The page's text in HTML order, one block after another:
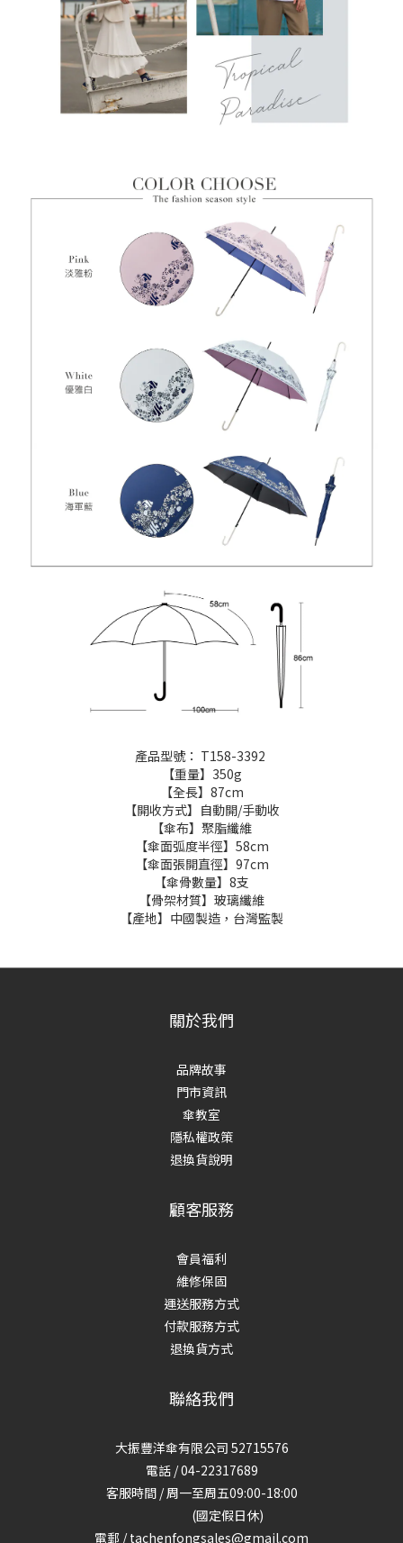
產品型號： T158-3392
【重量】350g
【全長】87cm
【開收方式】自動開/手動收
【傘布】聚脂纖維
【傘面弧度半徑】58cm
【傘面張開直徑】97cm
【傘骨數量】8支
【骨架材質】玻璃纖維
【產地】中國製造，台灣監製
關於我們
品牌故事
門市資訊
傘教室
隱私權政策
退換貨說明
顧客服務
會員福利
維修保固
運送服務方式
付款服務方式
退換貨方式
聯絡我們
大振豐洋傘有限公司 52715576
電話 / 04-22317689
客服時間 / 周一至周五09:00-18:00
(國定假日休)
電郵 / tachenfongsales@gmail.com